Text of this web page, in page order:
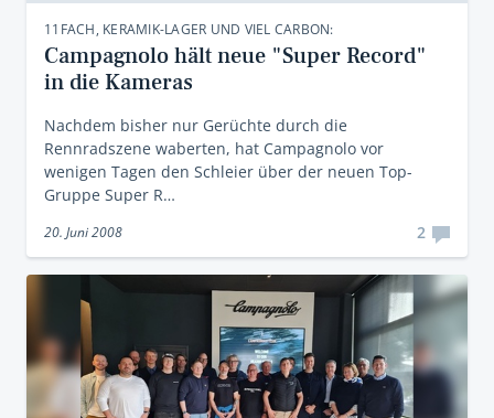
11FACH, KERAMIK-LAGER UND VIEL CARBON:
Campagnolo hält neue "Super Record"
in die Kameras
Nachdem bisher nur Gerüchte durch die
Rennradszene waberten, hat Campagnolo vor
wenigen Tagen den Schleier über der neuen Top-
Gruppe Super R…
20. Juni 2008 2